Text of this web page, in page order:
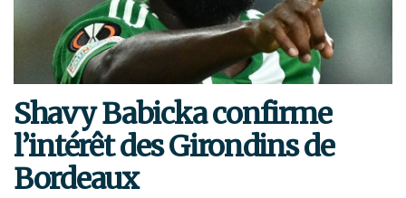
Shavy Babicka confirme
l’intérêt des Girondins de
Bordeaux